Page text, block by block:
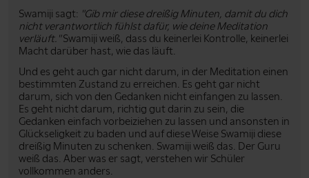
Swamiji sagt: "Gib mir diese dreißig Minuten, damit du dich
nicht verantwortlich fühlst dafür, wie deine Meditation
verläuft."Swamiji weiß, dass du keinerlei Kontrolle, keinerlei
Macht darüber hast, wie das läuft.
Und es geht auch gar nicht darum, in der Meditation einen
bestimmten Zustand zu erreichen. Es geht gar nicht
darum, sich von den Gedanken nicht einfangen zu lassen.
Es geht nicht darum, richtig gut darin zu sein, die
Gedanken einfach vorbeiziehen zu lassen und ansonsten in
Glückseligkeit zu baden und auf diese Weise Swamiji diese
dreißig Minuten zu schenken. Swamiji weiß das. Der Guru
weiß das. Aber was er sagt, verstehen wir Schüler
vollkommen anders.